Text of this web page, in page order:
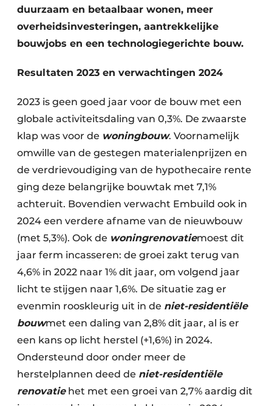
Toegangscontrole
Veiligheid & Opleiding
Zonwering
duurzaam en betaalbaar wonen, meer
overheidsinvesteringen, aantrekkelijke
bouwjobs en een technologiegerichte bouw.
Resultaten 2023 en verwachtingen 2024
2023 is geen goed jaar voor de bouw met een
globale activiteitsdaling van 0,3%. De zwaarste
klap was voor de woningbouw. Voornamelijk
omwille van de gestegen materialenprijzen en
de verdrievoudiging van de hypothecaire rente
ging deze belangrijke bouwtak met 7,1%
achteruit. Bovendien verwacht Embuild ook in
2024 een verdere afname van de nieuwbouw
(met 5,3%). Ook de woningrenovatiemoest dit
jaar ferm incasseren: de groei zakt terug van
4,6% in 2022 naar 1% dit jaar, om volgend jaar
licht te stijgen naar 1,6%. De situatie zag er
evenmin rooskleurig uit in de niet-residentiële
bouwmet een daling van 2,8% dit jaar, al is er
een kans op licht herstel (+1,6%) in 2024.
Ondersteund door onder meer de
herstelplannen deed de niet-residentiële
renovatiehet met een groei van 2,7% aardig dit